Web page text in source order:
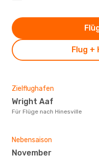
Flug +
Zielflughafen
Wright Aaf
Für Flüge nach Hinesville
Nebensaison
November